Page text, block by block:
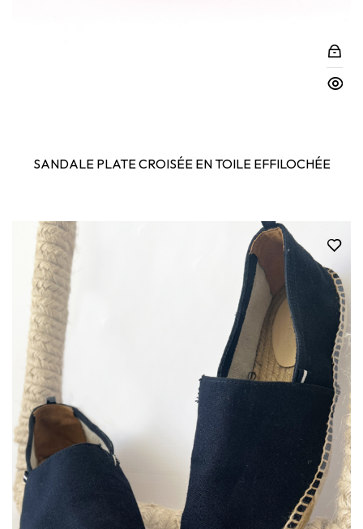
SANDALE PLATE CROISÉE EN TOILE EFFILOCHÉE